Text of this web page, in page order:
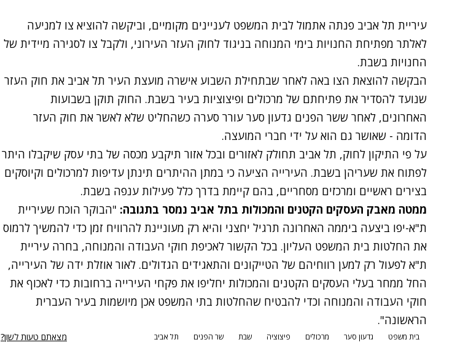
עיריית תל אביב פנתה אתמול לבית המשפט לעניינים מקומיים, וביקשה להוציא צו למניעה
לאלתר מפתיחת החנויות בימי המנוחה בניגוד לחוק העזר העירוני, ולקבל צו לסגירה מיידית של
החנויות בשבת.
הבקשה להוצאת הצו באה לאחר שבתחילת השבוע אישרה מועצת העיר תל אביב את חוק העזר
שנועד להסדיר את פתיחתם של מרכולים ופיצוציות בעיר בשבת. החוק תוקן בשבועות
האחרונים, לאחר ששר הפנים גדעון סער עורר סערה כשהחליט שלא לאשר את חוק העזר
הדומה - שאושר גם הוא על ידי חברי המועצה.
על פי התיקון לחוק, תל אביב תחולק לאזורים ובכל אזור תיקבע מכסה של בתי עסק שיקבלו היתר
לפתוח את שעריהן בשבת. העירייה הציעה כי במתן ההיתרים תינתן עדיפות למרכולים וקיוסקים
בצירים ראשיים ומרכזים מסחריים, בהם קיימת בדרך כלל פעילות ענפה בשבת.
ממטה מאבק העסקים הקטנים והמכולות בתל אביב נמסר בתגובה: "הבוקר הוכח שעיריית
ת"א-יפו ביצעה ביממה האחרונה תרגיל יחצני והיא רק מעוניינת להרוויח זמן כדי להמשיך לרמוס
את החלטות בית המשפט העליון. בכל הקשור לאכיפת חוקי העבודה והמנוחה, בחרה עיריית
ת"א לפעול רק למען רווחיהם של הטייקונים והתאגידים הגדולים. לאור אוזלת ידה של העירייה,
החל ממחר בעלי העסקים הקטנים והמכולות יחליפו את פקחי העירייה ברחובות כדי לאכוף את
חוקי העבודה והמנוחה וכדי להבטיח שהחלטות בתי המשפט אכן מיושמות בעיר העברית
הראשונה".
בית משפט גדעון סער מרכולים פיצוציה שבת שר הפנים תל אביב מצאתם טעות לשון?